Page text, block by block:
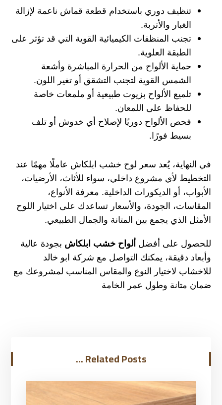
تنظيف دوري باستخدام قطعة قماش ناعمة لإزالة
الغبار والأتربة.
تجنب المنظفات الكيميائية القوية التي قد تؤثر على
الطبقة العلوية.
حماية الألواح من الحرارة المباشرة وأشعة
الشمس القوية لتجنب التشقق أو تغير اللون.
تلميع الألواح بزيوت طبيعية أو ملمعات خاصة
للحفاظ على اللمعان.
فحص الألواح دوريًا لإصلاح أي خدوش أو تلف
بسيط فورًا.
في النهاية، يُعد سعر لوح خشب ابلكاش عاملًا مهمًا عند
التخطيط لأي مشروع داخلي، سواء للأثاث، الأرضيات،
الأبواب، أو الديكورات الداخلية. معرفة الأنواع،
المقاسات، الجودة، والأسعار تساعدك على اختيار اللوح
الأمثل الذي يجمع بين المتانة والجمال الطبيعي.
للحصول على أفضل ألواح خشب ابلكاش بجودة عالية
وأبعاد دقيقة، يمكنك التواصل مع شركة ابو خالد
للاخشاب لاختيار النوع والمقاس المناسب لمشروعك مع
ضمان متانة وطول عمر الخامة
Related Posts ...